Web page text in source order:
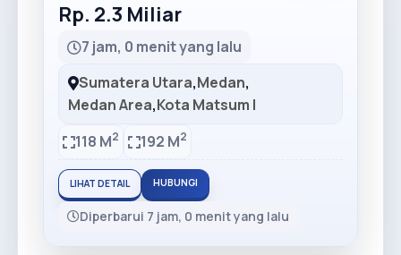
Rp. 2.3 Miliar
7 jam, 0 menit yang lalu
Sumatera Utara,Medan,
Medan Area,Kota Matsum I
118 M2 192 M2
LIHAT DETAIL HUBUNGI
Diperbarui 7 jam, 0 menit yang lalu